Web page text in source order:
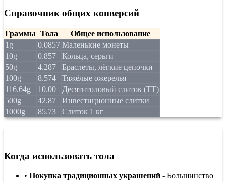
Справочник общих конверсий
Граммы Тола
Общее использование
1g
0.0857 Маленькие монеты
10g
0.857
Кольца, серьги
50g
4.287
Браслеты, лёгкие цепочки
100g
8.574
Тяжёлые ожерелья
116.64g
10.00
Десятитоловый слиток (TT)
500g
42.87
Инвестиционные слитки
1000g
85.73 Слиток 1 кг
Когда использовать тола
• Покупка традиционных украшений - Большинство